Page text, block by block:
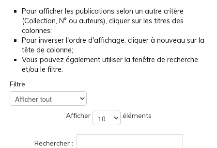
Pour afficher les publications selon un autre critère
(Collection, N° ou auteurs), cliquer sur les titres des
colonnes;
Pour inverser l'ordre d'affichage, cliquer à nouveau sur la
tête de colonne;
Vous pouvez également utiliser la fenêtre de recherche
et/ou le filtre.
Filtre
Afficher éléments
Rechercher :